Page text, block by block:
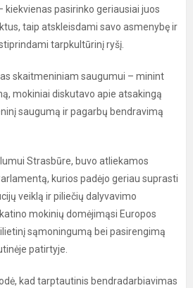
kiekvienas pasirinko geriausiai juos
taip atskleisdami savo asmenybę ir
tarpkultūrinį ryšį.
skaitmeniniam saugumui – minint
mokiniai diskutavo apie atsakingą
saugumą ir pagarbų bendravimą
Strasbūre, buvo atliekamos
kurios padėjo geriau suprasti
veiklą ir piliečių dalyvavimo
mokinių domėjimąsi Europos
sąmoningumą bei pasirengimą
patirtyje.
kad tarptautinis bendradarbiavimas